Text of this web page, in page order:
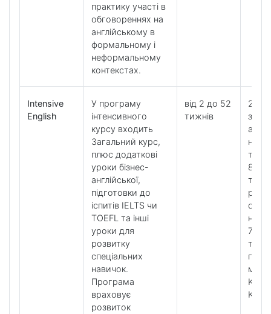
практику участі в
обговореннях на
англійському в
формальному і
неформальному
контекстах.
Intensive
English
У програму
інтенсивного
курсу входить
Загальний курс,
плюс додаткові
уроки бізнес-
англійської,
підготовки до
іспитів IELTS чи
TOEFL та інші
уроки для
розвитку
спеціальних
навичок.
Програма
враховує
розвиток
від 2 до 52
тижнів
20
на
8
7
по
K+
K+